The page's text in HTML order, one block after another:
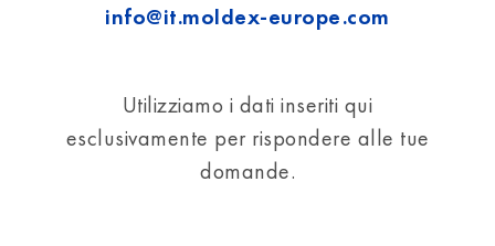
info@it.moldex-europe.com
Utilizziamo i dati inseriti qui
esclusivamente per rispondere alle tue
domande.